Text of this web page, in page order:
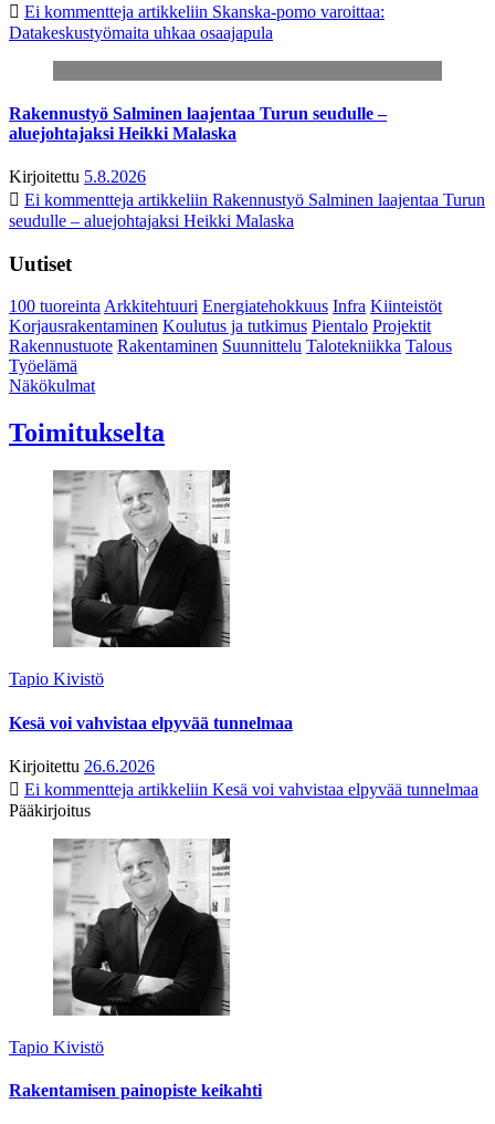
Ei kommentteja artikkeliin Skanska-pomo varoittaa:
Datakeskustyömaita uhkaa osaajapula
Rakennustyö Salminen laajentaa Turun seudulle –
aluejohtajaksi Heikki Malaska
Kirjoitettu 5.8.2026
Ei kommentteja artikkeliin Rakennustyö Salminen laajentaa Turun
seudulle – aluejohtajaksi Heikki Malaska
Uutiset
100 tuoreintaArkkitehtuuri Energiatehokkuus Infra Kiinteistöt
Korjausrakentaminen Koulutus ja tutkimus Pientalo Projektit
Rakennustuote Rakentaminen Suunnittelu Talotekniikka Talous
Työelämä
Näkökulmat
Toimitukselta
Tapio Kivistö
Kesä voi vahvistaa elpyvää tunnelmaa
Kirjoitettu 26.6.2026
Ei kommentteja artikkeliin Kesä voi vahvistaa elpyvää tunnelmaa
Pääkirjoitus
Tapio Kivistö
Rakentamisen painopiste keikahti